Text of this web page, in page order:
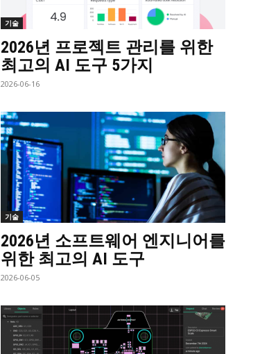
기술
2026년 프로젝트 관리를 위한
최고의 AI 도구 5가지
2026-06-16
기술
2026년 소프트웨어 엔지니어를
위한 최고의 AI 도구
2026-06-05